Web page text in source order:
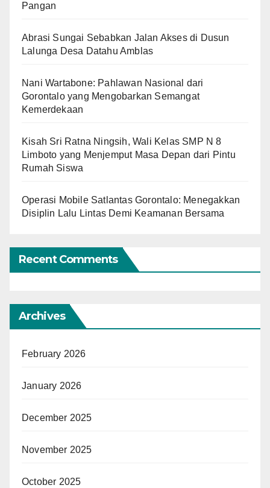
Pangan
Abrasi Sungai Sebabkan Jalan Akses di Dusun
Lalunga Desa Datahu Amblas
Nani Wartabone: Pahlawan Nasional dari
Gorontalo yang Mengobarkan Semangat
Kemerdekaan
Kisah Sri Ratna Ningsih, Wali Kelas SMP N 8
Limboto yang Menjemput Masa Depan dari Pintu
Rumah Siswa
Operasi Mobile Satlantas Gorontalo: Menegakkan
Disiplin Lalu Lintas Demi Keamanan Bersama
Recent Comments
Archives
February 2026
January 2026
December 2025
November 2025
October 2025